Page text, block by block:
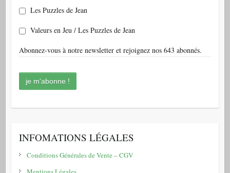
Les Puzzles de Jean
Valeurs en Jeu / Les Puzzles de Jean
Abonnez-vous à notre newsletter et rejoignez nos 643 abonnés.
INFOMATIONS LÉGALES
Conditions Générales de Vente – CGV